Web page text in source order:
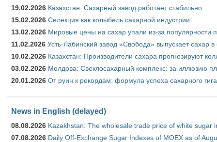
19.02.2026 Казахстан: Сахарный завод работает стабильно
15.02.2026 Селекция как колыбель сахарной индустрии
13.02.2026 Мировые цены на сахар упали из-за популярности
11.02.2026 Усть-Лабинский завод «Свобода» выпускает сахар в
10.02.2026 Казахстан: Производители сахара прогнозируют
03.02.2026 Молдова: Свеклосахарный комплекс: за иллюзию
20.01.2026 От руин к рекордам: формула успеха сахарного
News in English (delayed)
08.08.2026 Kazakhstan: The wholesale trade price of white sugar
07.08.2026 Daily Off-Exchange Sugar Indexes of MOEX as of